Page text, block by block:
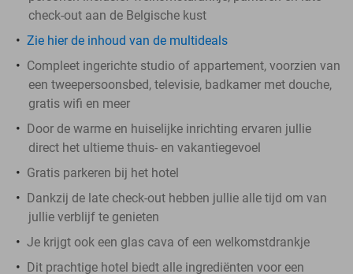
check-out aan de Belgische kust
Zie hier de inhoud van de multideals
Compleet ingerichte studio of appartement, voorzien van
een tweepersoonsbed, televisie, badkamer met douche,
gratis wifi en meer
Door de warme en huiselijke inrichting ervaren jullie
direct het ultieme thuis- en vakantiegevoel
Gratis parkeren bij het hotel
Dankzij de late check-out hebben jullie alle tijd om van
jullie verblijf te genieten
Je krijgt ook een glas cava of een welkomstdrankje
Dit prachtige hotel biedt alle ingrediënten voor een